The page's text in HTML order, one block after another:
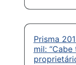
Prisma
mil: “Cabe